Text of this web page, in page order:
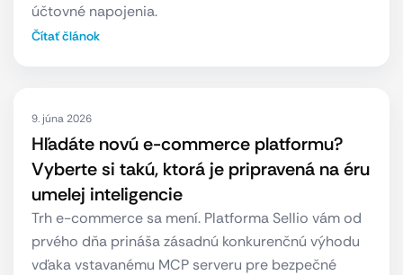
účtovné napojenia.
Čítať článok
9. júna 2026
Hľadáte novú e-commerce platformu?
Vyberte si takú, ktorá je pripravená na éru
umelej inteligencie
Trh e-commerce sa mení. Platforma Sellio vám od
prvého dňa prináša zásadnú konkurenčnú výhodu
vďaka vstavanému MCP serveru pre bezpečné